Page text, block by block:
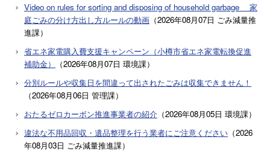
Video on rules for sorting and disposing of household garbage 家
庭ごみの分け方出し方ルールの動画 （2026年08月07日 ごみ減量推
進課）
省エネ家電購入費支援キャンペーン（小樽市省エネ家電転換促進
補助金）
（2026年08月07日 環境課）
分別ルールや収集日を間違って出されたごみは収集できません！
（2026年08月06日 管理課）
おたるゼロカーボン推進事業者の紹介 （2026年08月05日 環境課）
違法な不用品回収・遺品整理を行う業者にご注意ください （2026
年08月03日 ごみ減量推進課）